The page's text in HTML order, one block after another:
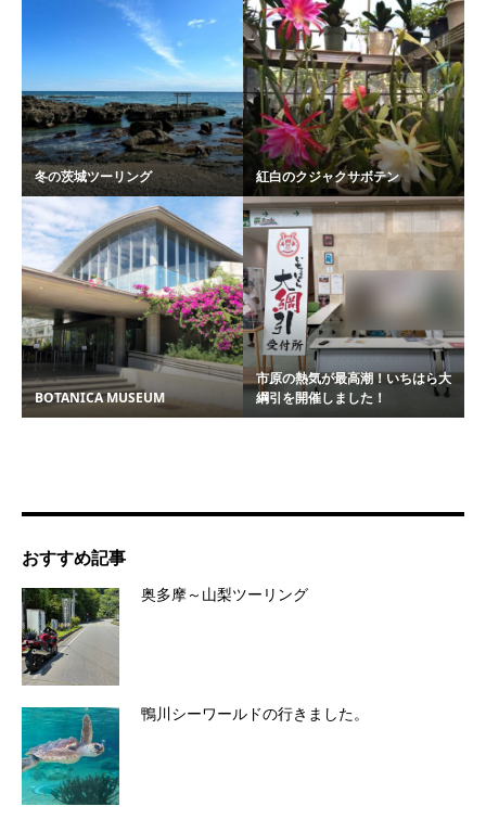
冬の茨城ツーリング 紅白のクジャクサボテン
BOTANICA MUSEUM
市原の熱気が最高潮！いちはら大
綱引を開催しました！
おすすめ記事
奥多摩～山梨ツーリング
鴨川シーワールドの行きました。